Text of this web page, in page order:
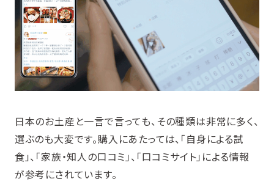
日本のお土産と一言で言っても、その種類は非常に多く、
選ぶのも大変です。購入にあたっては、「自身による試
食」、「家族・知人の口コミ」、「口コミサイト」による情報
が参考にされています。